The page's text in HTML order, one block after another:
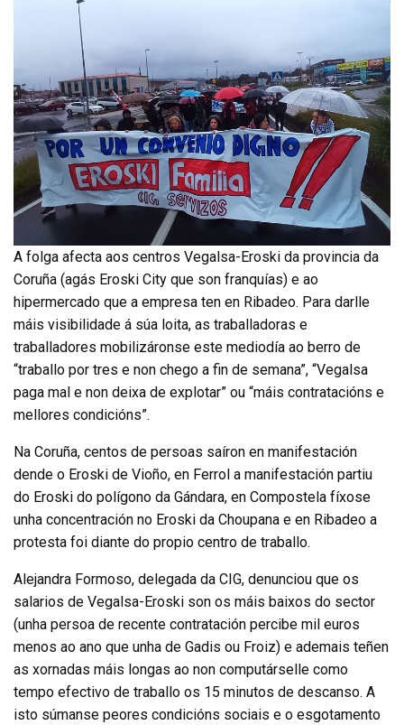
A folga afecta aos centros Vegalsa-Eroski da provincia da
Coruña (agás Eroski City que son franquías) e ao
hipermercado que a empresa ten en Ribadeo. Para darlle
máis visibilidade á súa loita, as traballadoras e
traballadores mobilizáronse este mediodía ao berro de
“traballo por tres e non chego a fin de semana”, “Vegalsa
paga mal e non deixa de explotar” ou “máis contratacións e
mellores condicións”.
Na Coruña, centos de persoas saíron en manifestación
dende o Eroski de Vioño, en Ferrol a manifestación partiu
do Eroski do polígono da Gándara, en Compostela fíxose
unha concentración no Eroski da Choupana e en Ribadeo a
protesta foi diante do propio centro de traballo.
Alejandra Formoso, delegada da CIG, denunciou que os
salarios de Vegalsa-Eroski son os máis baixos do sector
(unha persoa de recente contratación percibe mil euros
menos ao ano que unha de Gadis ou Froiz) e ademais teñen
as xornadas máis longas ao non computárselle como
tempo efectivo de traballo os 15 minutos de descanso. A
isto súmanse peores condicións sociais e o esgotamento